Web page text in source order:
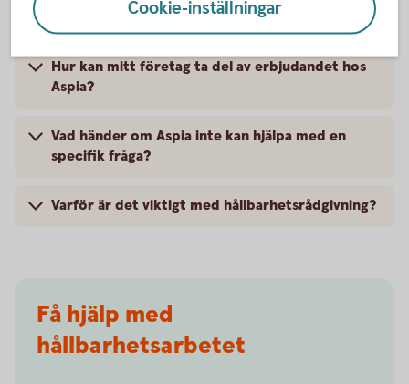
Hur kan Aspias erbjudande hjälpa mitt företag?
Hur kan mitt företag ta del av erbjudandet hos
Aspia?
Vad händer om Aspia inte kan hjälpa med en
specifik fråga?
Varför är det viktigt med hållbarhetsrådgivning?
Få hjälp med
hållbarhetsarbetet
Cookie-inställningar